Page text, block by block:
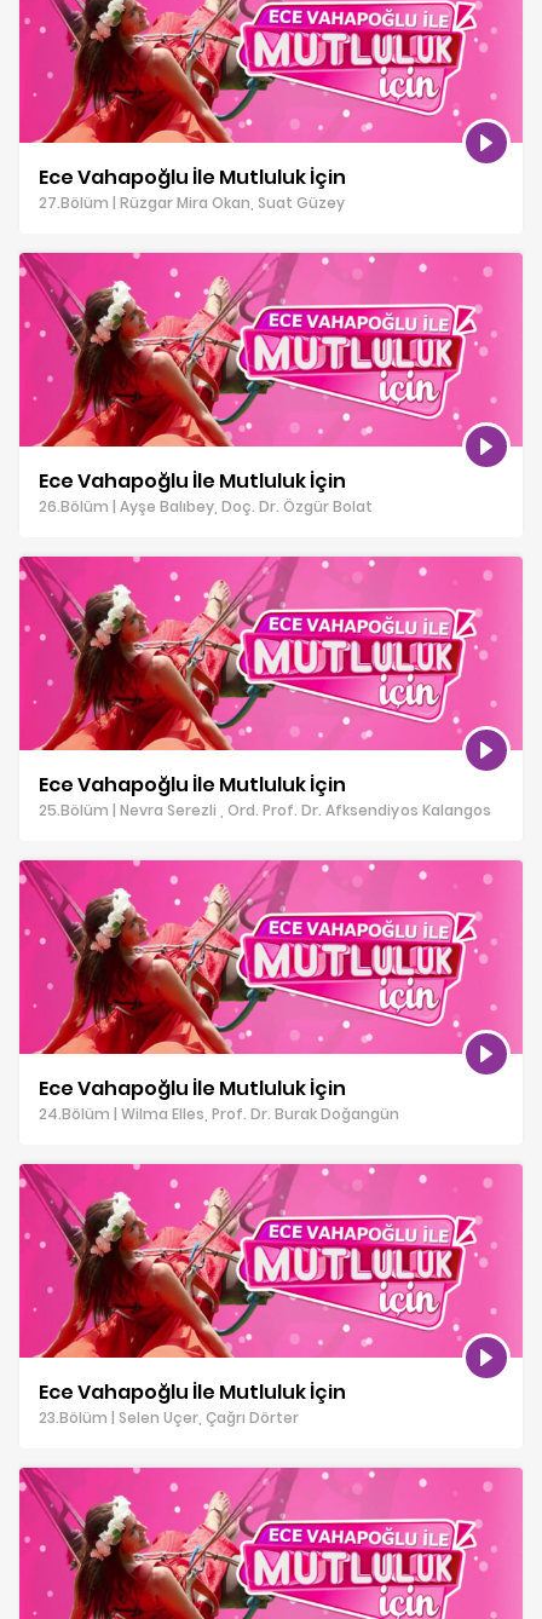
Ece Vahapoğlu İle Mutluluk İçin
27.Bölüm | Rüzgar Mira Okan, Suat Güzey
Ece Vahapoğlu İle Mutluluk İçin
26.Bölüm | Ayşe Balıbey, Doç. Dr. Özgür Bolat
Ece Vahapoğlu İle Mutluluk İçin
25.Bölüm | Nevra Serezli , Ord. Prof. Dr. Afksendiyos Kalangos
Ece Vahapoğlu İle Mutluluk İçin
24.Bölüm | Wilma Elles, Prof. Dr. Burak Doğangün
Ece Vahapoğlu İle Mutluluk İçin
23.Bölüm | Selen Uçer, Çağrı Dörter